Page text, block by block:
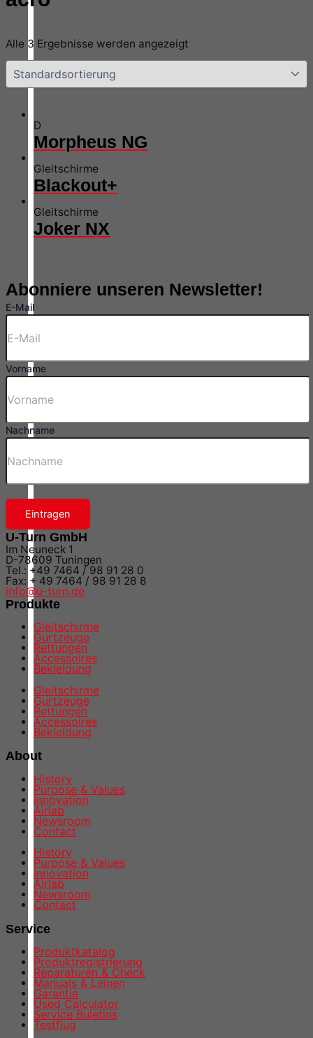
Alle 3 Ergebnisse werden angezeigt
D
Morpheus NG
Gleitschirme
Blackout+
Gleitschirme
Joker NX
Abonniere unseren Newsletter!
E-Mail
Vorname
Nachname
Eintragen
U-Turn GmbH
Im Neuneck 1
D-78609 Tuningen
Tel.: +49 7464 / 98 91 28 0
Fax: + 49 7464 / 98 91 28 8
info@u-turn.de
Produkte
Gleitschirme
Gurtzeuge
Rettungen
Accessoires
Bekleidung
Gleitschirme
Gurtzeuge
Rettungen
Accessoires
Bekleidung
About
History
Purpose & Values
Innovation
Airlab
Newsroom
Contact
History
Purpose & Values
Innovation
Airlab
Newsroom
Contact
Service
Produktkatalog
Produktregistrierung
Reparaturen & Check
Manuals & Leinen
Garantie
Used Calculator
Service Buletins
Testflug